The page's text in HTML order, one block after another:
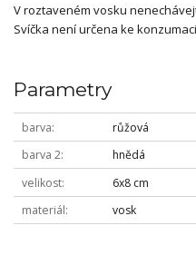
V roztaveném vosku
Svíčka není určena ke
Parametry
barva
růžová
barva 2
hnědá
velikost
6x8 cm
materiál
vosk